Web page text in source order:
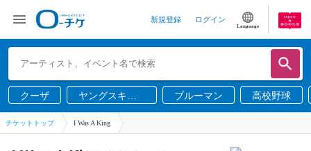
新規登録 ログイン
Language
クーザ
ヤングスキニ
ー
ブルーマン 高校野球
チケットトップ I Was A King